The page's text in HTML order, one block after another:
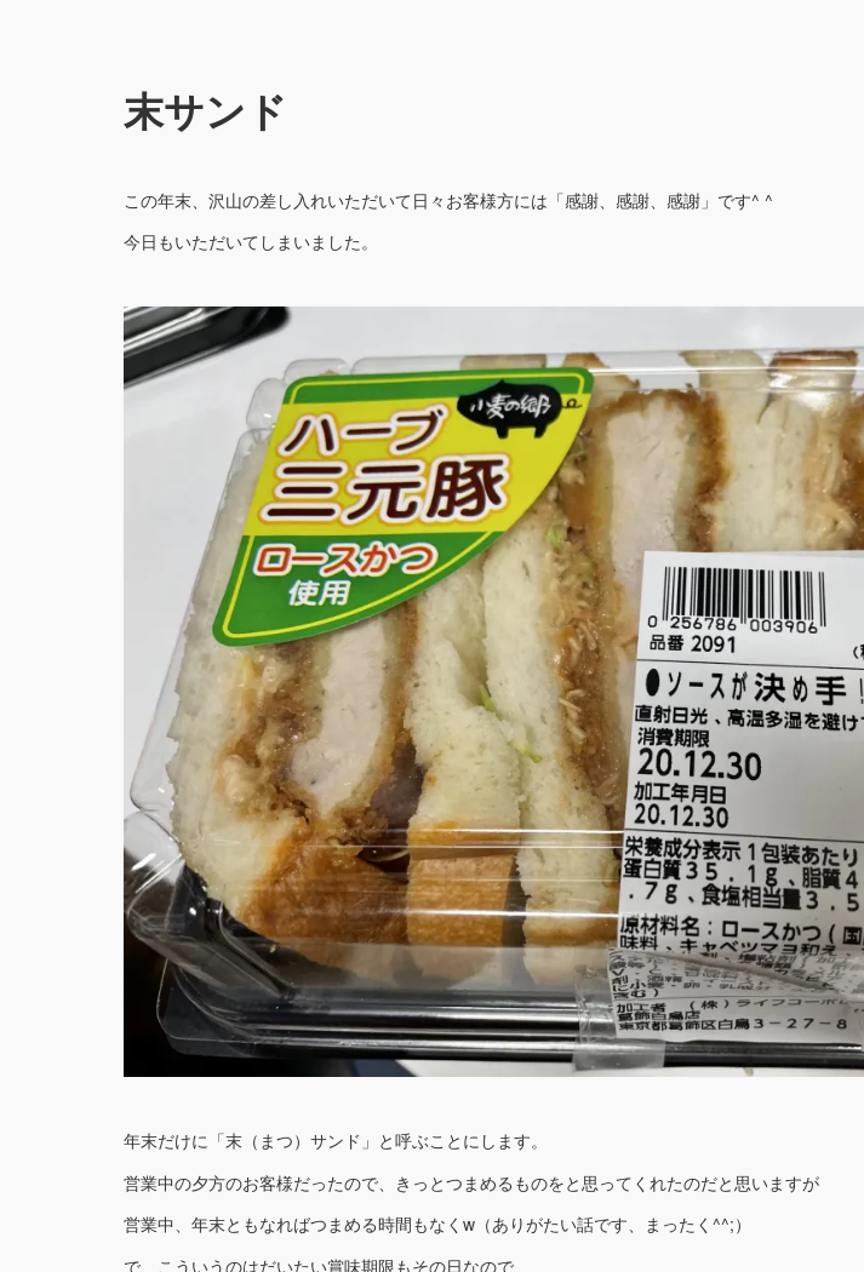
末サンド
この年末、沢山の差し入れいただいて日々お客様方には「感謝、感謝、感謝」です^ ^
今日もいただいてしまいました。
年末だけに「末（まつ）サンド」と呼ぶことにします。
営業中の夕方のお客様だったので、きっとつまめるものをと思ってくれたのだと思いますが
営業中、年末ともなればつまめる時間もなくw（ありがたい話です、まったく^^;）
で、こういうのはだいたい賞味期限もその日なので